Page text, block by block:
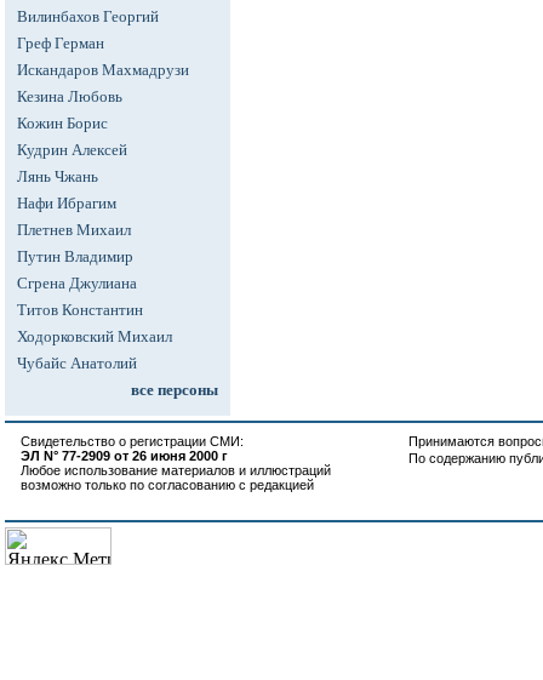
Вилинбахов Георгий
Греф Герман
Искандаров Махмадрузи
Кезина Любовь
Кожин Борис
Кудрин Алексей
Лянь Чжань
Нафи Ибрагим
Плетнев Михаил
Путин Владимир
Сгрена Джулиана
Титов Константин
Ходорковский Михаил
Чубайс Анатолий
все персоны
Свидетельство о регистрации СМИ:
ЭЛ N° 77-2909 от 26 июня 2000 г
Любое использование материалов и иллюстраций
возможно только по согласованию с редакцией
Принимаются
По содержанию